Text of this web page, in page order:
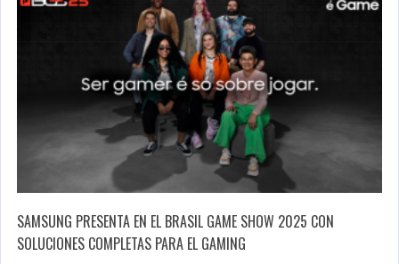
SAMSUNG PRESENTA EN EL BRASIL GAME SHOW 2025 CON
SOLUCIONES COMPLETAS PARA EL GAMING